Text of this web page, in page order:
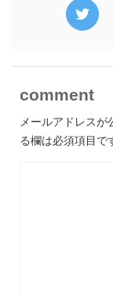
comment
メールアドレスが
る欄は必須項目で